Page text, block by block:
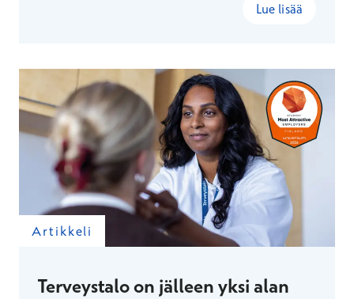
Lue lisää
Artikkeli
Terveystalo on jälleen yksi alan